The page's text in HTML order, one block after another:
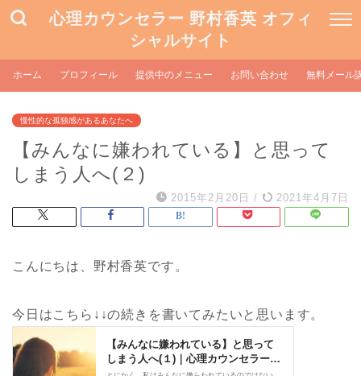
心理カウンセラー 野村香英 オフィ
シャルサイト
ホーム プロフィール 提供中のメニュー お問い合わせ 無料メール
慢性的な孤独感があるあなたへ
【みんなに嫌われている】と思って
しまう人へ(２)
2015年2月20日 / 2021年4月7日
こんにちは、野村香英です。
今日はこちら↓↓の続きを書いてみたいと思います。